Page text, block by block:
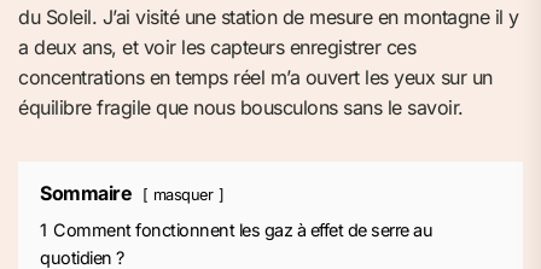
du Soleil. J’ai visité une station de mesure en montagne il y
a deux ans, et voir les capteurs enregistrer ces
concentrations en temps réel m’a ouvert les yeux sur un
équilibre fragile que nous bousculons sans le savoir.
Sommaire masquer
1 Comment fonctionnent les gaz à effet de serre au
quotidien ?